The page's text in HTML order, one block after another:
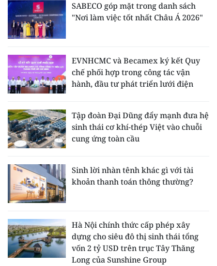
SABECO góp mặt trong danh sách
"Nơi làm việc tốt nhất Châu Á 2026"
EVNHCMC và Becamex ký kết Quy
chế phối hợp trong công tác vận
hành, đầu tư phát triển lưới điện
Tập đoàn Đại Dũng đẩy mạnh đưa hệ
sinh thái cơ khí-thép Việt vào chuỗi
cung ứng toàn cầu
Sinh lời nhàn tênh khác gì với tài
khoản thanh toán thông thường?
Hà Nội chính thức cấp phép xây
dựng cho siêu đô thị sinh thái tổng
vốn 2 tỷ USD trên trục Tây Thăng
Long của Sunshine Group